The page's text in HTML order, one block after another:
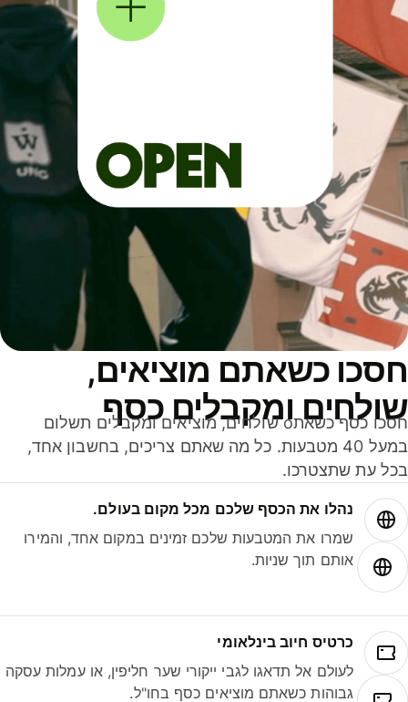
כשאתם מוציאים,
ומקבלים כסף
חסכו כסף כשאתo שולחים, מוציאים ומקבלים תשלום
במעל 40 מטבעות. כל מה שאתם צריכים, בחשבון אחד,
עת שתצטרכו.
נהלו את הכסף שלכם מכל מקום בעולם.
שמרו את המטבעות שלכם זמינים במקום אחד, והמירו
אותם תוך שניות.
כרטיס חיוב בינלאומי
לעולם אל תדאגו לגבי ייקורי שער חליפין, או עמלות עסקה
גבוהות כשאתם מוציאים כסף בחו"ל.